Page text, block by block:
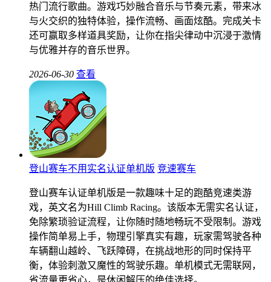
热门流行歌曲。游戏巧妙融合音乐与节奏元素，带来冰
与火交织的独特体验，操作流畅、画面炫酷。完成关卡
还可赢取多样道具奖励，让你在指尖律动中沉浸于激情
与优雅并存的音乐世界。
2026-06-30 查看
登山赛车不用实名认证单机版 竞速赛车
登山赛车认证单机版是一款趣味十足的跑酷竞速类游
戏，英文名为Hill Climb Racing。该版本无需实名认证，
免除繁琐验证流程，让你随时随地畅玩不受限制。游戏
操作简单易上手，物理引擎真实有趣，玩家需驾驶各种
车辆翻山越岭、飞跃障碍，在挑战地形的同时保持平
衡，体验刺激又魔性的驾驶乐趣。单机模式无需联网，
省流量更省心，是休闲解压的绝佳选择。